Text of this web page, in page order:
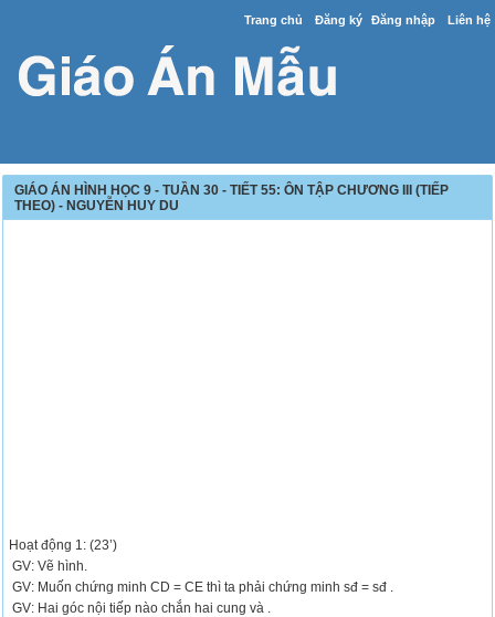
Trang chủ Đăng ký Đăng nhập Liên hệ
GIÁO ÁN HÌNH HỌC 9 - TUẦN 30 - TIẾT 55: ÔN TẬP CHƯƠNG III (TIẾP
THEO) - NGUYỄN HUY DU
Hoạt động 1: (23’)
GV: Vẽ hình.
GV: Muốn chứng minh CD = CE thì ta phải chứng minh sđ = sđ .
GV: Hai góc nội tiếp nào chắn hai cung và .